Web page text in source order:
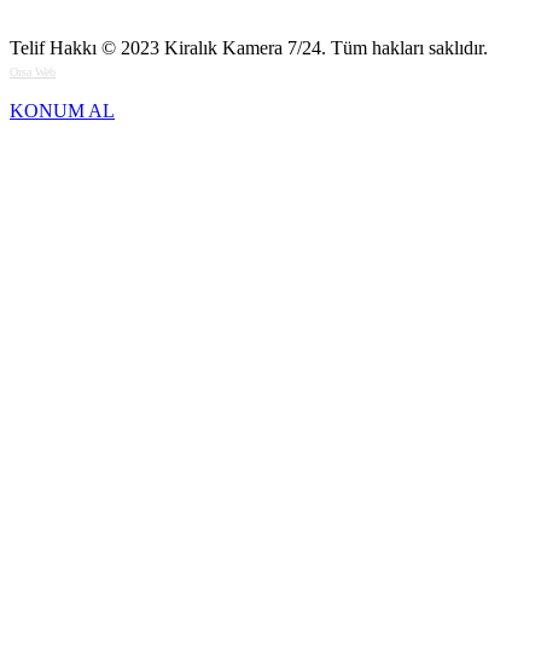
Telif Hakkı © 2023 Kiralık Kamera 7/24. Tüm hakları saklıdır.
Orsa Web
KONUM AL